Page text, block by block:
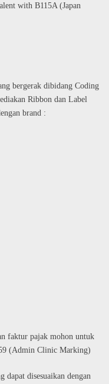
with B115A (Japan
bergerak dibidang Coding
Ribbon dan Label
brand :
faktur pajak mohon untuk
(Admin Clinic Marking)
dapat disesuaikan dengan